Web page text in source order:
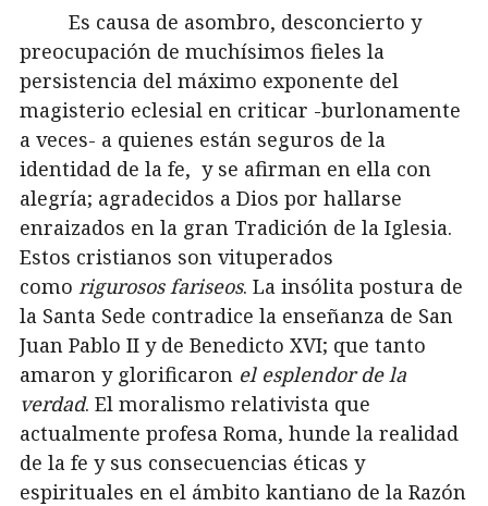
Es causa de asombro, desconcierto y
preocupación de muchísimos fieles la
persistencia del máximo exponente del
magisterio eclesial en criticar -burlonamente
a veces- a quienes están seguros de la
identidad de la fe, y se afirman en ella con
alegría; agradecidos a Dios por hallarse
enraizados en la gran Tradición de la Iglesia.
Estos cristianos son vituperados
como rigurosos fariseos. La insólita postura de
la Santa Sede contradice la enseñanza de San
Juan Pablo II y de Benedicto XVI; que tanto
amaron y glorificaron el esplendor de la
verdad. El moralismo relativista que
actualmente profesa Roma, hunde la realidad
de la fe y sus consecuencias éticas y
espirituales en el ámbito kantiano de la Razón